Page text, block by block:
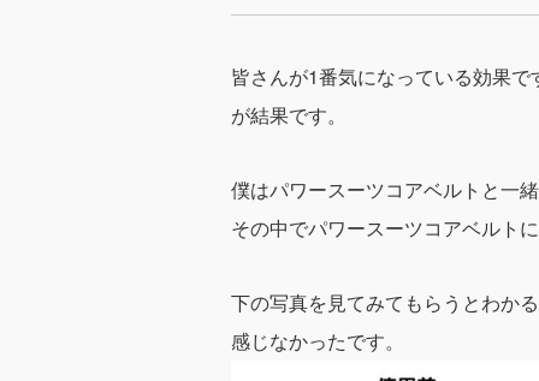
皆さんが1番気になっている効果で
が結果です。
僕はパワースーツコアベルトと一
その中でパワースーツコアベルト
下の写真を見てみてもらうとわか
感じなかったです。